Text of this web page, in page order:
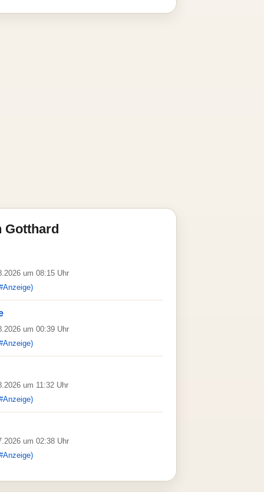
Gotthard
um 08:15 Uhr
um 00:39 Uhr
um 11:32 Uhr
um 02:38 Uhr